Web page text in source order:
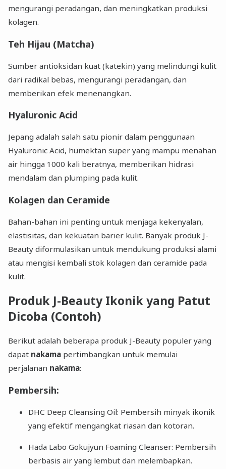
mengurangi peradangan, dan meningkatkan produksi
kolagen.
Teh Hijau (Matcha)
Sumber antioksidan kuat (katekin) yang melindungi kulit
dari radikal bebas, mengurangi peradangan, dan
memberikan efek menenangkan.
Hyaluronic Acid
Jepang adalah salah satu pionir dalam penggunaan
Hyaluronic Acid, humektan super yang mampu menahan
air hingga 1000 kali beratnya, memberikan hidrasi
mendalam dan plumping pada kulit.
Kolagen dan Ceramide
Bahan-bahan ini penting untuk menjaga kekenyalan,
elastisitas, dan kekuatan barier kulit. Banyak produk J-
Beauty diformulasikan untuk mendukung produksi alami
atau mengisi kembali stok kolagen dan ceramide pada
kulit.
Produk J-Beauty Ikonik yang Patut
Dicoba (Contoh)
Berikut adalah beberapa produk J-Beauty populer yang
dapat nakama pertimbangkan untuk memulai
perjalanan nakama:
Pembersih:
DHC Deep Cleansing Oil: Pembersih minyak ikonik
yang efektif mengangkat riasan dan kotoran.
Hada Labo Gokujyun Foaming Cleanser: Pembersih
berbasis air yang lembut dan melembapkan.